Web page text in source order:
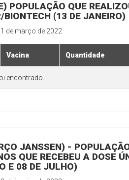
POPULAÇÃO QUE
BIONTECH (13 DE JANEIRO)
de março de 2022
Vacina Quantidade
encontrado.
JANSSEN) -
QUE RECEBEU A DOSE
E 08 DE JULHO)